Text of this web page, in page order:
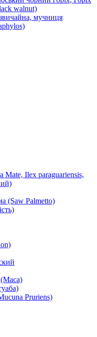
walnut)
мучниця
Mate, Ilex paraguariensis,
(Saw Palmetto)
Pruriens)